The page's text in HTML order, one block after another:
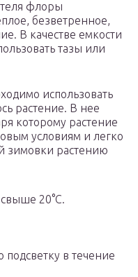
флоры
безветренное,
В качестве емкости
тазы или
использовать
растение. В нее
которому растение
условиям и легко
зимовки растению
20°С.
в течение